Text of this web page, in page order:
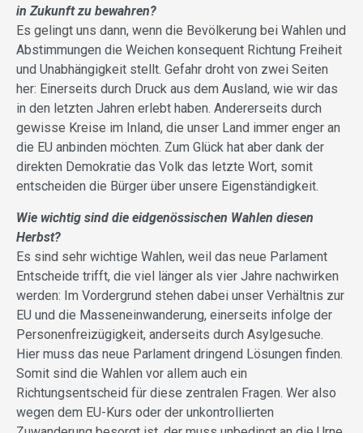
in Zukunft zu bewahren?
Es gelingt uns dann, wenn die Bevölkerung bei Wahlen und
Abstimmungen die Weichen konsequent Richtung Freiheit
und Unabhängigkeit stellt. Gefahr droht von zwei Seiten
her: Einerseits durch Druck aus dem Ausland, wie wir das
in den letzten Jahren erlebt haben. Andererseits durch
gewisse Kreise im Inland, die unser Land immer enger an
die EU anbinden möchten. Zum Glück hat aber dank der
direkten Demokratie das Volk das letzte Wort, somit
entscheiden die Bürger über unsere Eigenständigkeit.
Wie wichtig sind die eidgenössischen Wahlen diesen
Herbst?
Es sind sehr wichtige Wahlen, weil das neue Parlament
Entscheide trifft, die viel länger als vier Jahre nachwirken
werden: Im Vordergrund stehen dabei unser Verhältnis zur
EU und die Masseneinwanderung, einerseits infolge der
Personenfreizügigkeit, anderseits durch Asylgesuche.
Hier muss das neue Parlament dringend Lösungen finden.
Somit sind die Wahlen vor allem auch ein
Richtungsentscheid für diese zentralen Fragen. Wer also
wegen dem EU-Kurs oder der unkontrollierten